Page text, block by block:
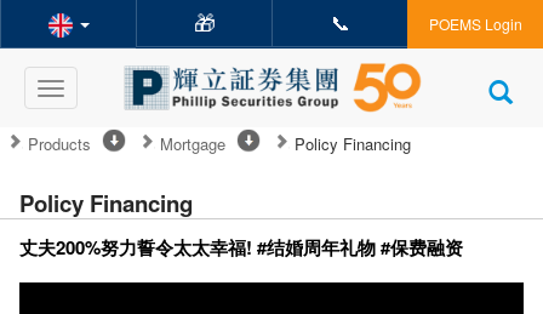
🎁 📞 POEMS Login
Toggle
navigation
Products Mortgage Policy Financing
Policy Financing
丈夫200%努力誓令太太幸福! #结婚周年礼物 #保费融资